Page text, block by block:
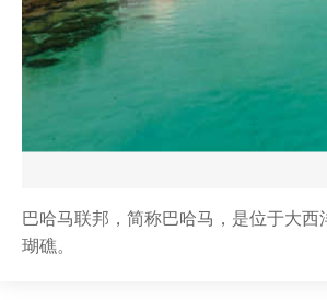
巴哈马联邦，简称巴哈马，是位于大
瑚礁。